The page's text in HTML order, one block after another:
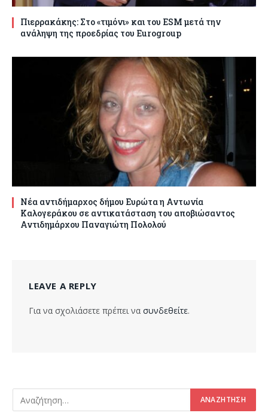
Πιερρακάκης: Στο «τιμόνι» και του ESM μετά την
ανάληψη της προεδρίας του Eurogroup
Νέα αντιδήμαρχος δήμου Ευρώτα η Αντωνία
Καλογεράκου σε αντικατάσταση του αποβιώσαντος
Αντιδημάρχου Παναγιώτη Πολολού
LEAVE A REPLY
Για να σχολιάσετε πρέπει να συνδεθείτε.